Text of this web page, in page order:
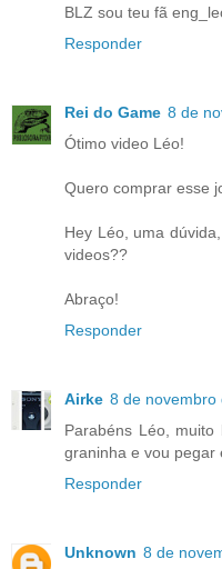
BLZ sou teu fã
Responder
Rei do Game 8 de
Ótimo video Léo!
Quero comprar esse
Hey Léo, uma
videos??
Abraço!
Responder
Airke 8 de novembro
Parabéns Léo,
graninha e vou pegar
Responder
Unknown 8 de